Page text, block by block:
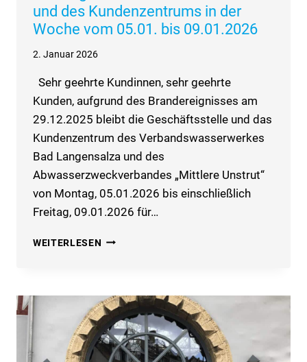
und des Kundenzentrums in der
Woche vom 05.01. bis 09.01.2026
2. Januar 2026
Sehr geehrte Kundinnen, sehr geehrte
Kunden, aufgrund des Brandereignisses am
29.12.2025 bleibt die Geschäftsstelle und das
Kundenzentrum des Verbandswasserwerkes
Bad Langensalza und des
Abwasserzweckverbandes „Mittlere Unstrut“
von Montag, 05.01.2026 bis einschließlich
Freitag, 09.01.2026 für…
WEITERLESEN ÖFFNUNGSZEITEN
DES
KUNDENZENTRUMS
IN
DER
WOCHE